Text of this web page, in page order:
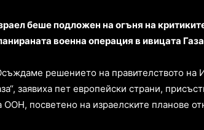
беше подложен на огъня на
военна операция в ивицата
решението на правителството на
заявиха пет европейски страни,
ООН, посветено на израелските планове